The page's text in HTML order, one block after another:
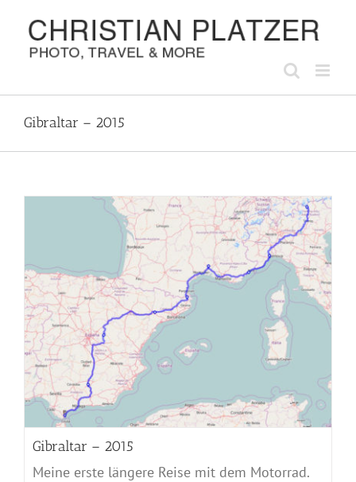
Inhalt
springen
Gibraltar – 2015
Gibraltar – 2015
Meine erste längere Reise mit dem Motorrad.